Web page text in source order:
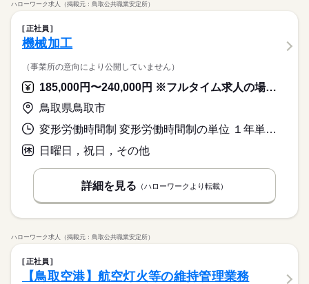
ハローワーク求人（掲載元：鳥取公共職業安定所）
正社員
機械加工
（事業所の意向により公開していません）
185,000円〜240,000円 ※フルタイム求人の場合は月額（換算額）、パート求人の場合は時間額を表示しています。
鳥取県鳥取市
変形労働時間制 変形労働時間制の単位 １年単位 就業時間１ 8時10分〜17時20分
日曜日，祝日，その他
詳細を見る （ハローワークより転載）
ハローワーク求人（掲載元：鳥取公共職業安定所）
正社員
【鳥取空港】航空灯火等の維持管理業務